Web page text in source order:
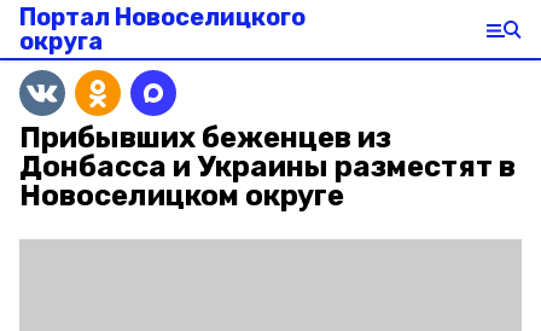
Портал Новоселицкого
округа
Прибывших беженцев из
Донбасса и Украины разместят в
Новоселицком округе